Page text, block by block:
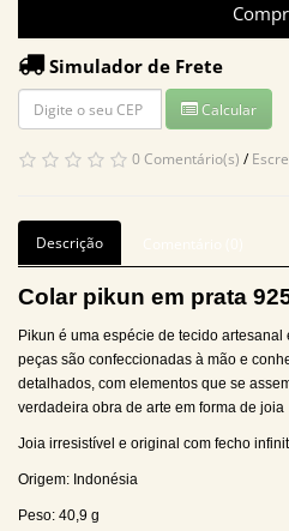
Simulador de Frete
Calcular
0 Comentário(s) /
Descrição
Colar pikun em prata
Pikun é uma espécie de tecido
peças são confeccionadas à mão e
detalhados, com elementos que se
verdadeira obra de arte em forma de joia
Joia irresistível e original com fecho
Origem: Indonésia
Peso: 40,9 g